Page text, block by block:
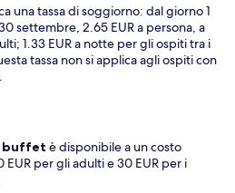
una tassa di soggiorno: dal giorno 1
settembre, 2.65 EUR a persona, a
1.33 EUR a notte per gli ospiti tra i
tassa non si applica agli ospiti con
buffet è disponibile a un costo
per gli adulti e 30 EUR per i